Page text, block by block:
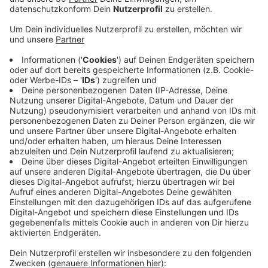
Jetzt will das Krankenhaus was dagegen tun - unter
anderem mit einer neuen Wand. Laut der Sprecherin
gab es umfangreiche Messungen. Und dabei kam
heraus, dass einige Geräte am Krankenhaus zu laut sind
- darunter zum Beispiel Klimageräte an der
Außenfassade. Es gab auch schon ein Treffen mit den
unmittelbaren Nachbarn. Dabei hat das Krankenhaus
über seine Pläne informiert. Einige der Nachbarn
hatten sich vorher auch schon wegen der Lautstärke
beschwert. Geplant ist bisher eine neue Wand an der
Liegend-Anfahrt des Johanna Etienne Krankenhauses.
Außerdem wird geprüft, was mit den Anlagen auf den
Dächern der Radiologie und der Chirurgie gemacht